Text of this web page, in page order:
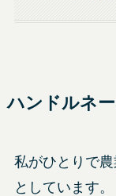
ハンドルネ
私がひとりで
としています。